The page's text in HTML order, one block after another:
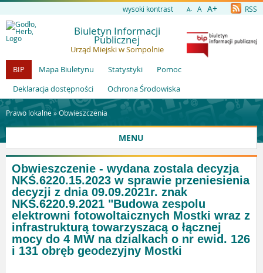
wysoki kontrast A- A A+ RSS
Biuletyn Informacji
Publicznej
Urząd Miejski w Sompolnie
BIP
Mapa Biuletynu Statystyki
Pomoc
Deklaracja dostępności
Ochrona Środowiska
Prawo lokalne »Obwieszczenia
MENU
Obwieszczenie - wydana zostala decyzja
NKŚ.6220.15.2023 w sprawie przeniesienia
decyzji z dnia 09.09.2021r. znak
NKŚ.6220.9.2021 "Budowa zespolu
elektrowni fotowoltaicznych Mostki wraz z
infrastrukturą towarzyszacą o łącznej
mocy do 4 MW na dzialkach o nr ewid. 126
i 131 obręb geodezyjny Mostki